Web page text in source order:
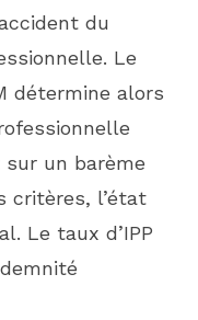
du
Le
détermine alors
sur un barème
critères, l’état
Le taux d’IPP